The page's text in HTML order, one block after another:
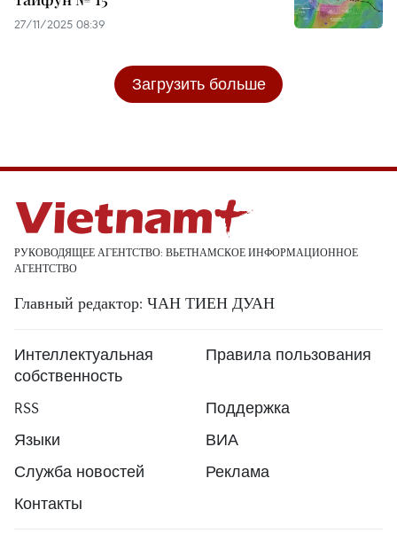
27/11/2025 08:39
Загрузить больше
РУКОВОДЯЩЕЕ АГЕНТСТВО: ВЬЕТНАМСКОЕ ИНФОРМАЦИОННОЕ
АГЕНТСТВО
Главный редактор: ЧАН ТИЕН ДУАН
Интеллектуальная
собственность
Правила пользования
RSS
Поддержка
Языки
ВИА
Служба новостей
Реклама
Контакты